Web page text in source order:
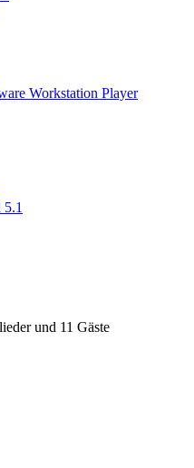
Workstation Player
5.1
und 11 Gäste